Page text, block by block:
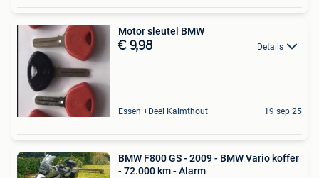
Motor sleutel BMW
€ 9,98 Details
Essen +Deel Kalmthout 19 sep 25
BMW F800 GS - 2009 - BMW Vario koffer
- 72.000 km - Alarm